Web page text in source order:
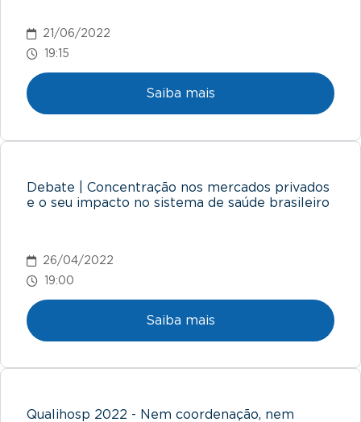
Saiba mais
21/06/2022
19:15
Debate | Concentração nos mercados privados
e o seu impacto no sistema de saúde brasileiro
Saiba mais
26/04/2022
19:00
Qualihosp 2022 - Nem coordenação, nem